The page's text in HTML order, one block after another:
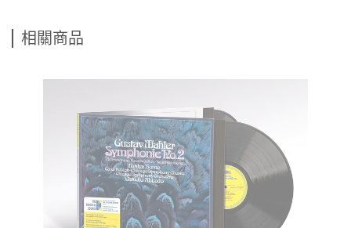
相關商品